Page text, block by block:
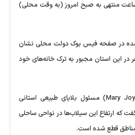
میلی متر بارش در ۲۴ ساعت منتهی به صبح امروز (به وقت محلی)
شده در صفحه فیس بوک دولت محلی نشان
از ۶ هزار نفر در این استان مجبور به ترک خانه‌های خود
«مری جوی آدام» (Mary Joy Adam) مسئول بلایای طبیعی استانی
که ارتفاع این سیلاب‌ها در نواحی ساحلی